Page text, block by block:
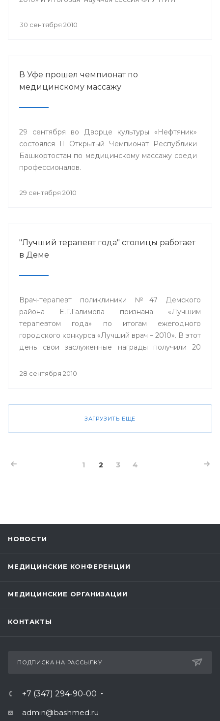
УГМА, посвященная 25-летию кафедры.
30 сентября 2010
В Уфе прошел чемпионат по
медицинскому массажу
29 сентября во Дворце культуры «Нефтяник»
состоялся II Открытый Чемпионат Республики
Башкортостан по медицинскому массажу среди
профессионалов.
29 сентября 2010
"Лучший терапевт года" столицы работает
в Деме
Врач-терапевт поликлиники №47 Демского
района Е.Г.Галимова признана «Лучшим
терапевтом года» по итогам ежегодного
городского конкурса «Лучший врач – 2010». В этот
день свои заслуженные награды получили 20
конкурса, проходящего в столице вот уже в
28 сентября 2010
ЗАГРУЗИТЬ ЕЩЕ
1 2 3 4
НОВОСТИ
МЕДИЦИНСКИЕ КОНФЕРЕНЦИИ
МЕДИЦИНСКИЕ ОРГАНИЗАЦИИ
КОНТАКТЫ
ПОДПИСКА НА РАССЫЛКУ
+7 (347) 294-90-00
admin@bashmed.ru